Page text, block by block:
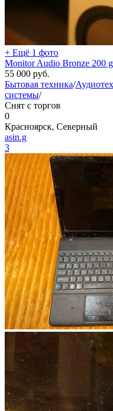
+ Ещё 1 фото
Monitor Audio Bronze 200
55 000 руб.
Бытовая техника/
системы/
Снят с торгов
0
Красноярск, Северный
asin.g
3